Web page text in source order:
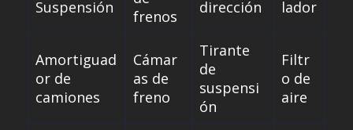
Suspensión
frenos
dirección
lador
Amortiguad
or de
camiones
Cámar
as de
freno
Tirante
de
suspensi
ón
Filtr
o de
aire